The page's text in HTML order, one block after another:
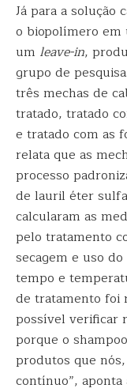
Já para a solução
o biopolímero em
um leave-in,
grupo de
três mechas de
tratado, tratado
e tratado com as
relata que as
processo
de lauril éter
calcularam as
pelo tratamento
secagem e uso
tempo e
de tratamento foi
possível verificar
porque o
produtos que
contínuo”, aponta